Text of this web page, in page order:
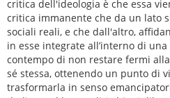
critica dell'ideologia è che essa
critica immanente che da un lato
sociali reali, e che dall'altro,
in esse integrate all’interno di
contempo di non restare fermi
sé stessa, ottenendo un punto di
trasformarla in senso